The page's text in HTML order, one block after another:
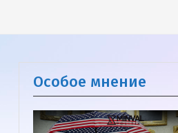
Особое мнение